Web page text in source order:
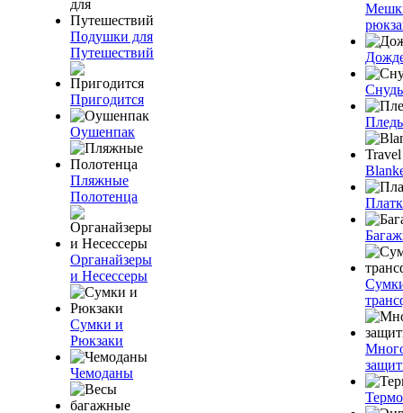
Подушки для
Путешествий
Пригодится
Оушенпак
Пляжные
Полотенца
Органайзеры
и Несессеры
Сумки и
Рюкзаки
Чемоданы